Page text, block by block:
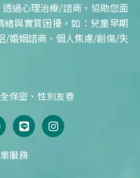
過心理治療/諮商，協助您面
與實質困擾，如：兒童早期
/婚姻諮商、個人焦慮/創傷/失
保密、性別友善
L
i
n
e
I
n
s
服務